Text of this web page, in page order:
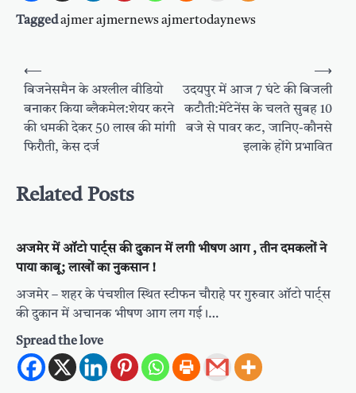
Taggedajmer ajmernews ajmertodaynews
Post
navigation
⟵
बिजनेसमैन के अश्लील वीडियो
बनाकर किया ब्लैकमेल:शेयर करने
की धमकी देकर 50 लाख की मांगी
फिरौती, केस दर्ज
उदयपुर में आज 7 घंटे की बिजली
कटौती:मेंटेनेंस के चलते सुबह 10
बजे से पावर कट, जानिए-कौनसे
इलाके होंगे प्रभावित
⟶
Related Posts
अजमेर में ऑटो पार्ट्स की दुकान में लगी भीषण आग , तीन दमकलों ने
पाया काबू; लाखों का नुकसान !
अजमेर – शहर के पंचशील स्थित स्टीफन चौराहे पर गुरुवार ऑटो पार्ट्स
की दुकान में अचानक भीषण आग लग गई।…
Spread the love